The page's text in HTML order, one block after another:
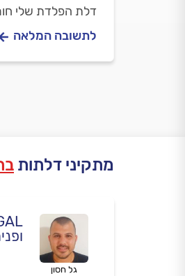
דלת הפלדת שלי
לתשובה המלאה
מתקיני דלתות
גל חסון